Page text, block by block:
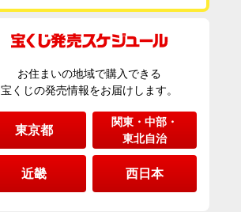
お住まいの地域で購入できる
宝くじの発売情報をお届けします。
東京都
関東・中部・
東北自治
近畿 西日本